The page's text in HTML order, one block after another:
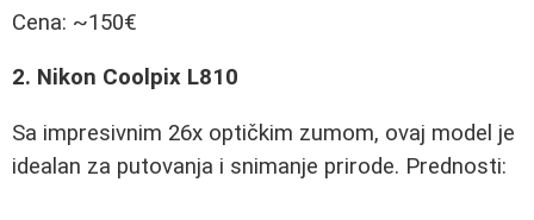
Cena: ~150€
2. Nikon Coolpix L810
Sa impresivnim 26x optičkim zumom, ovaj model je
idealan za putovanja i snimanje prirode. Prednosti: